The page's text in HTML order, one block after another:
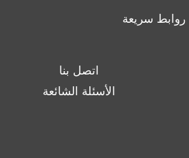
روابط سريعة
اتصل بنا
الأسئلة الشائعة